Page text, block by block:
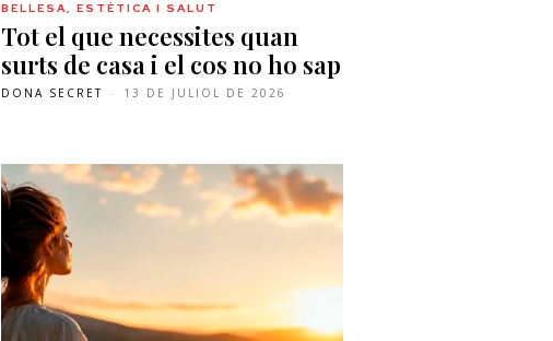
BELLESA, ESTÈTICA I SALUT
Tot el que necessites quan
surts de casa i el cos no ho sap
DONA SECRET - 13 DE JULIOL DE 2026